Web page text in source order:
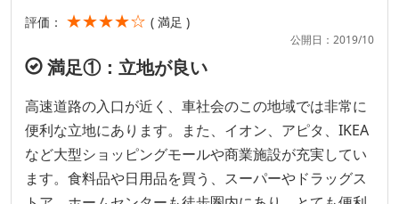
評価： ★★★★☆ ( 満足 )
公開日：2019/10
満足①：立地が良い
高速道路の入口が近く、車社会のこの地域では非常に
便利な立地にあります。また、イオン、アピタ、IKEA
など大型ショッピングモールや商業施設が充実してい
ます。食料品や日用品を買う、スーパーやドラッグス